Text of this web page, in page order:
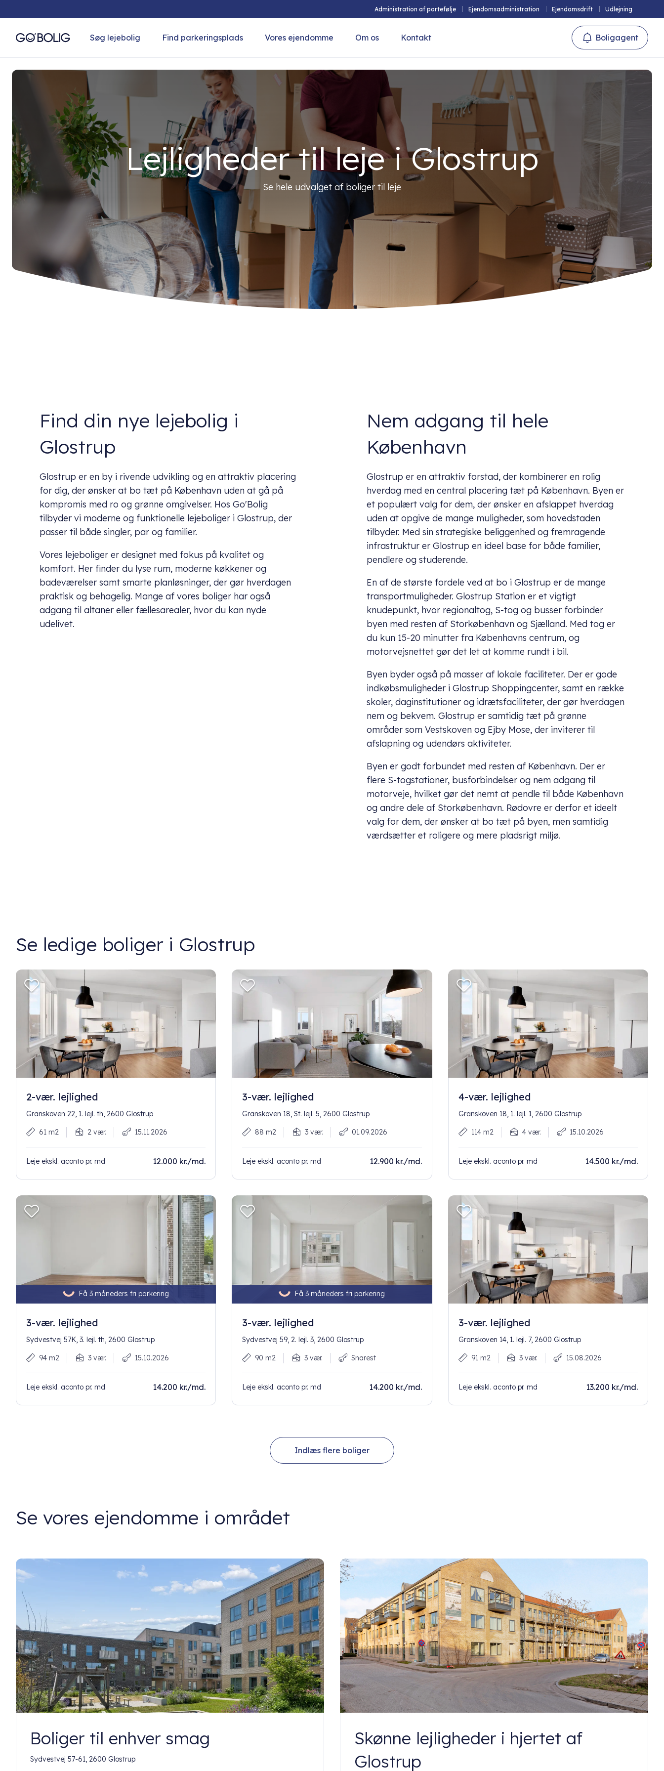
Administration af portefølje Ejendomsadministration Ejendomsdrift Udlejning
Søg lejebolig Find parkeringsplads Vores ejendomme Om os Kontakt Boligagent
Lejligheder til leje i Glostrup
Se hele udvalget af boliger til leje
Find din nye lejebolig i
Glostrup
Glostrup er en by i rivende udvikling og en attraktiv placering
for dig, der ønsker at bo tæt på København uden at gå på
kompromis med ro og grønne omgivelser. Hos Go'Bolig
tilbyder vi moderne og funktionelle lejeboliger i Glostrup, der
passer til både singler, par og familier.
Vores lejeboliger er designet med fokus på kvalitet og
komfort. Her finder du lyse rum, moderne køkkener og
badeværelser samt smarte planløsninger, der gør hverdagen
praktisk og behagelig. Mange af vores boliger har også
adgang til altaner eller fællesarealer, hvor du kan nyde
udelivet.
Nem adgang til hele
København
Glostrup er en attraktiv forstad, der kombinerer en rolig
hverdag med en central placering tæt på København. Byen er
et populært valg for dem, der ønsker en afslappet hverdag
uden at opgive de mange muligheder, som hovedstaden
tilbyder. Med sin strategiske beliggenhed og fremragende
infrastruktur er Glostrup en ideel base for både familier,
pendlere og studerende.
En af de største fordele ved at bo i Glostrup er de mange
transportmuligheder. Glostrup Station er et vigtigt
knudepunkt, hvor regionaltog, S-tog og busser forbinder
byen med resten af Storkøbenhavn og Sjælland. Med tog er
du kun 15-20 minutter fra Københavns centrum, og
motorvejsnettet gør det let at komme rundt i bil.
Byen byder også på masser af lokale faciliteter. Der er gode
indkøbsmuligheder i Glostrup Shoppingcenter, samt en række
skoler, daginstitutioner og idrætsfaciliteter, der gør hverdagen
nem og bekvem. Glostrup er samtidig tæt på grønne
områder som Vestskoven og Ejby Mose, der inviterer til
afslapning og udendørs aktiviteter.
Byen er godt forbundet med resten af København. Der er
flere S-togstationer, busforbindelser og nem adgang til
motorveje, hvilket gør det nemt at pendle til både København
og andre dele af Storkøbenhavn. Rødovre er derfor et ideelt
valg for dem, der ønsker at bo tæt på byen, men samtidig
værdsætter et roligere og mere pladsrigt miljø.
Se ledige boliger i Glostrup
2-vær. lejlighed
Granskoven 22, 1. lejl. th, 2600 Glostrup
61 m2 2 vær. 15.11.2026
Leje ekskl. aconto pr. md 12.000 kr./md.
3-vær. lejlighed
Granskoven 18, St. lejl. 5, 2600 Glostrup
88 m2 3 vær. 01.09.2026
Leje ekskl. aconto pr. md 12.900 kr./md.
4-vær. lejlighed
Granskoven 18, 1. lejl. 1, 2600 Glostrup
114 m2 4 vær. 15.10.2026
Leje ekskl. aconto pr. md 14.500 kr./md.
Få 3 måneders fri parkering
3-vær. lejlighed
Sydvestvej 57K, 3. lejl. th, 2600 Glostrup
94 m2 3 vær. 15.10.2026
Leje ekskl. aconto pr. md 14.200 kr./md.
Få 3 måneders fri parkering
3-vær. lejlighed
Sydvestvej 59, 2. lejl. 3, 2600 Glostrup
90 m2 3 vær. Snarest
Leje ekskl. aconto pr. md 14.200 kr./md.
3-vær. lejlighed
Granskoven 14, 1. lejl. 7, 2600 Glostrup
91 m2 3 vær. 15.08.2026
Leje ekskl. aconto pr. md 13.200 kr./md.
Indlæs flere boliger
Se vores ejendomme i området
Boliger til enhver smag
Sydvestvej 57-61, 2600 Glostrup
Skønne lejligheder i hjertet af
Glostrup